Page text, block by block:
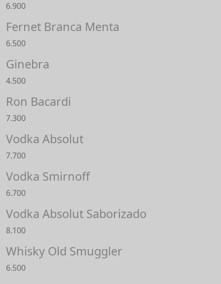
6.900
Fernet Branca Menta
6.500
Ginebra
4.500
Ron Bacardi
7.300
Vodka Absolut
7.700
Vodka Smirnoff
6.700
Vodka Absolut Saborizado
8.100
Whisky Old Smuggler
6.500